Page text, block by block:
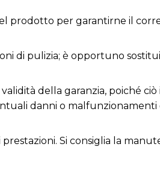
prodotto per garantirne il
di pulizia; è opportuno
della garanzia, poiché ciò
danni o
Si consiglia la